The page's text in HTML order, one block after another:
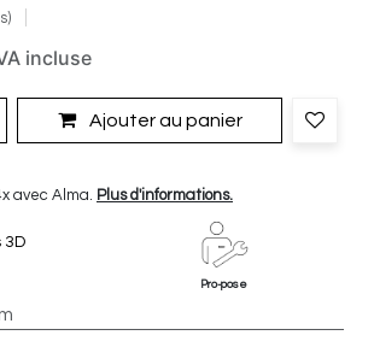
incluse
Ajouter au panier
avec Alma. Plus d'informations.
3D
Pro-pose